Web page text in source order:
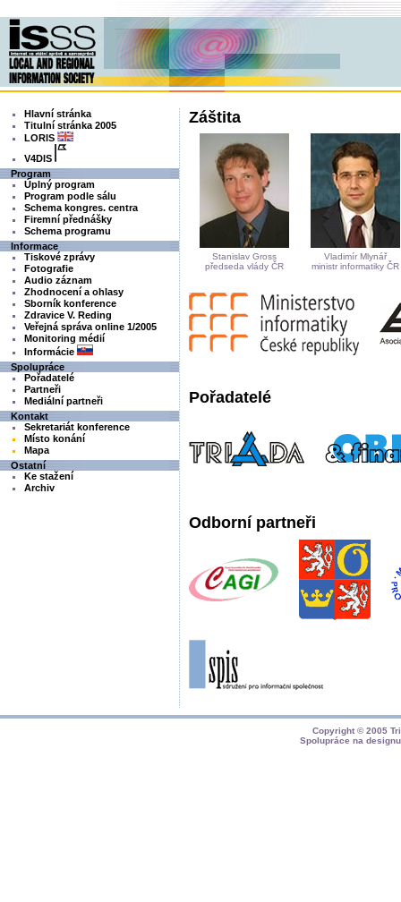
Hlavní stránka
Titulní stránka 2005
LORIS
V4DIS
Program
Úplný program
Program podle sálu
Schema kongres. centra
Firemní přednášky
Schema programu
Informace
Tiskové zprávy
Fotografie
Audio záznam
Zhodnocení a ohlasy
Sborník konference
Zdravice V. Reding
Veřejná správa online 1/2005
Monitoring médií
Informácie
Spolupráce
Pořadatelé
Partneři
Mediální partneři
Kontakt
Sekretariát konference
Místo konání
Mapa
Ostatní
Ke stažení
Archiv
Záštita
Stanislav Gross
předseda vlády ČR
Vladimír Mlynář
ministr informatiky ČR
Pořadatelé
Odborní partneři
Copyright © 2005
Spolupráce na